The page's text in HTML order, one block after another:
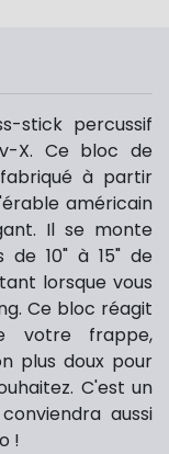
stick percussif
X. Ce bloc de
à partir
américain
Il se monte
de 10" à 15" de
lorsque vous
Ce bloc réagit
votre frappe,
plus doux pour
C'est un
aussi
!